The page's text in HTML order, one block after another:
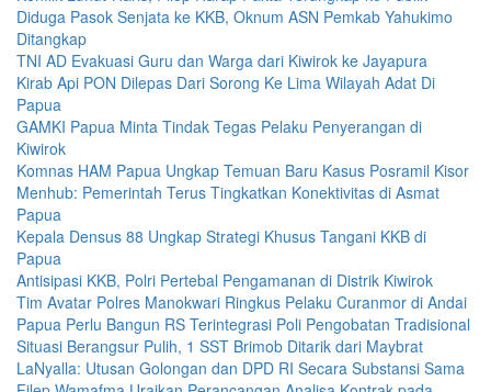
Diduga Pasok Senjata ke KKB, Oknum ASN Pemkab Yahukimo
Ditangkap
TNI AD Evakuasi Guru dan Warga dari Kiwirok ke Jayapura
Kirab Api PON Dilepas Dari Sorong Ke Lima Wilayah Adat Di
Papua
GAMKI Papua Minta Tindak Tegas Pelaku Penyerangan di
Kiwirok
Komnas HAM Papua Ungkap Temuan Baru Kasus Posramil Kisor
Menhub: Pemerintah Terus Tingkatkan Konektivitas di Asmat
Papua
Kepala Densus 88 Ungkap Strategi Khusus Tangani KKB di
Papua
Antisipasi KKB, Polri Pertebal Pengamanan di Distrik Kiwirok
Tim Avatar Polres Manokwari Ringkus Pelaku Curanmor di Andai
Papua Perlu Bangun RS Terintegrasi Poli Pengobatan Tradisional
Situasi Berangsur Pulih, 1 SST Brimob Ditarik dari Maybrat
LaNyalla: Utusan Golongan dan DPD RI Secara Substansi Sama